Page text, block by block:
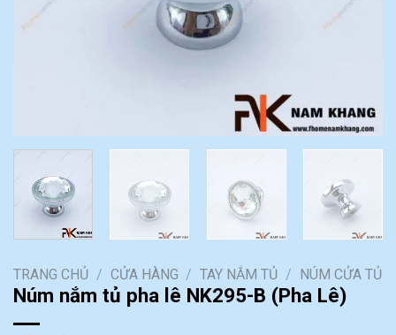
TRANG CHỦ / CỬA HÀNG / TAY NẮM TỦ / NÚM CỬA TỦ
Núm nắm tủ pha lê NK295-B (Pha Lê)